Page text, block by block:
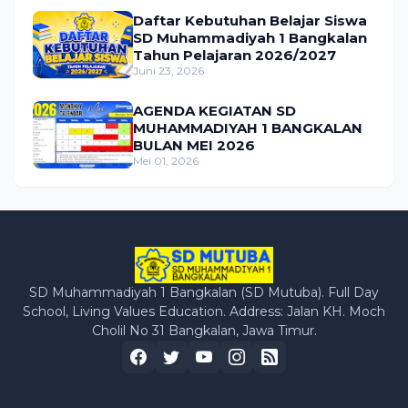
Daftar Kebutuhan Belajar Siswa
SD Muhammadiyah 1 Bangkalan
Tahun Pelajaran 2026/2027
Juni 23, 2026
AGENDA KEGIATAN SD
MUHAMMADIYAH 1 BANGKALAN
BULAN MEI 2026
Mei 01, 2026
SD Muhammadiyah 1 Bangkalan (SD Mutuba). Full Day
School, Living Values Education. Address: Jalan KH. Moch
Cholil No 31 Bangkalan, Jawa Timur.